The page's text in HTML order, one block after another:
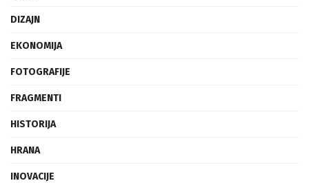
DIZAJN
EKONOMIJA
FOTOGRAFIJE
FRAGMENTI
HISTORIJA
HRANA
INOVACIJE